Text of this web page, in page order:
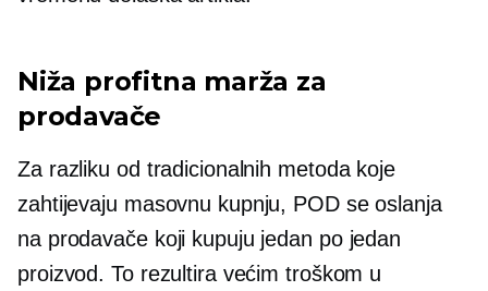
Niža profitna marža za
prodavače
Za razliku od tradicionalnih metoda koje
zahtijevaju masovnu kupnju, POD se oslanja
na prodavače koji kupuju jedan po jedan
proizvod. To rezultira većim troškom u